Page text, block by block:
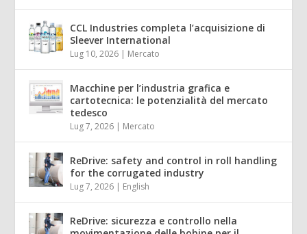
CCL Industries completa l’acquisizione di
Sleever International
Lug 10, 2026 | Mercato
Macchine per l’industria grafica e
cartotecnica: le potenzialità del mercato
tedesco
Lug 7, 2026 | Mercato
ReDrive: safety and control in roll handling
for the corrugated industry
Lug 7, 2026 | English
ReDrive: sicurezza e controllo nella